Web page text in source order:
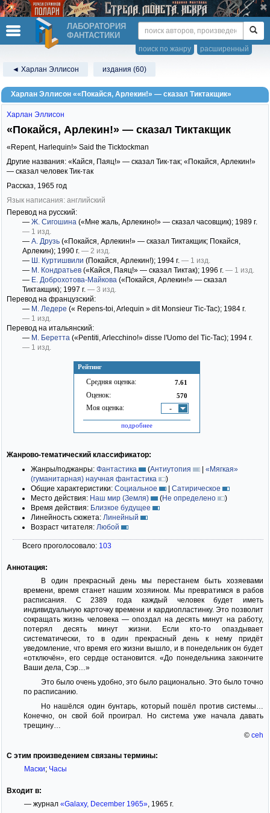
ЛАБОРАТОРИЯ
ФАНТАСТИКИ
расширенный
поиск по жанру
◄ Харлан Эллисон издания (60)
Харлан Эллисон ««Покайся, Арлекин!» — сказал Тиктакщик»
Рейтинг
Средняя оценка: 7.61
Оценок: 570
Моя оценка: -
подробнее
Харлан Эллисон
«Покайся, Арлекин!» — сказал Тиктакщик
«Repent, Harlequin!» Said the Ticktockman
Другие названия: «Кайся, Паяц!» — сказал Тик-так; «Покайся, Арлекин!»
— сказал человек Тик-так
Рассказ, 1965 год
Язык написания: английский
Перевод на русский:
— Ж. Сигошина («Мне жаль, Арлекино!» — сказал часовщик); 1989 г.
— 1 изд.
— А. Друзь («Покайся, Арлекин!» — сказал Тиктакщик; Покайся,
Арлекин); 1990 г. — 2 изд.
— Ш. Куртишвили (Покайся, Арлекин!); 1994 г. — 1 изд.
— М. Кондратьев («Кайся, Паяц!» — сказал Тиктак); 1996 г. — 1 изд.
— Е. Доброхотова-Майкова («Покайся, Арлекин!» — сказал
Тиктакщик); 1997 г. — 3 изд.
Перевод на французский:
— М. Ледере (« Repens-toi, Arlequin » dit Monsieur Tic-Tac); 1984 г.
— 1 изд.
Перевод на итальянский:
— М. Беретта («Pentiti, Arlecchino!» disse l'Uomo del Tic-Tac); 1994 г.
— 1 изд.
Жанрово-тематический классификатор:
Жанры/поджанры: Фантастика (Антиутопия | «Мягкая»
(гуманитарная) научная фантастика
)
Общие характеристики: Социальное | Сатирическое
Место действия: Наш мир (Земля) (Не определено
)
Время действия: Близкое будущее
Линейность сюжета: Линейный
Возраст читателя: Любой
Всего проголосовало: 103
Аннотация:
В один прекрасный день мы перестанем быть хозяевами
времени, время станет нашим хозяином. Мы превратимся в рабов
расписания. С 2389 года каждый человек будет иметь
индивидуальную карточку времени и кардиопластинку. Это позволит
сокращать жизнь человека — опоздал на десять минут на работу,
потерял десять минут жизни. Если кто-то опаздывает
систематически, то в один прекрасный день к нему придёт
уведомление, что время его жизни вышло, и в понедельник он будет
«отключён», его сердце остановится. «До понедельника закончите
Ваши дела, Сэр…»
Это было очень удобно, это было рационально. Это было точно
по расписанию.
Но нашёлся один бунтарь, который пошёл против системы…
Конечно, он свой бой проиграл. Но система уже начала давать
трещину…
© ceh
С этим произведением связаны термины:
Маски; Часы
Входит в:
— журнал «Galaxy, December 1965», 1965 г.